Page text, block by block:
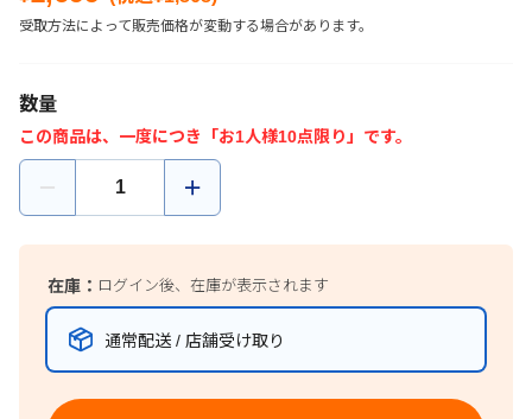
受取方法によって販売価格が変動する場合があります。
数量
この商品は、一度につき「お1人様10点限り」です。
在庫： ログイン後、在庫が表示されます
通常配送 / 店舗受け取り